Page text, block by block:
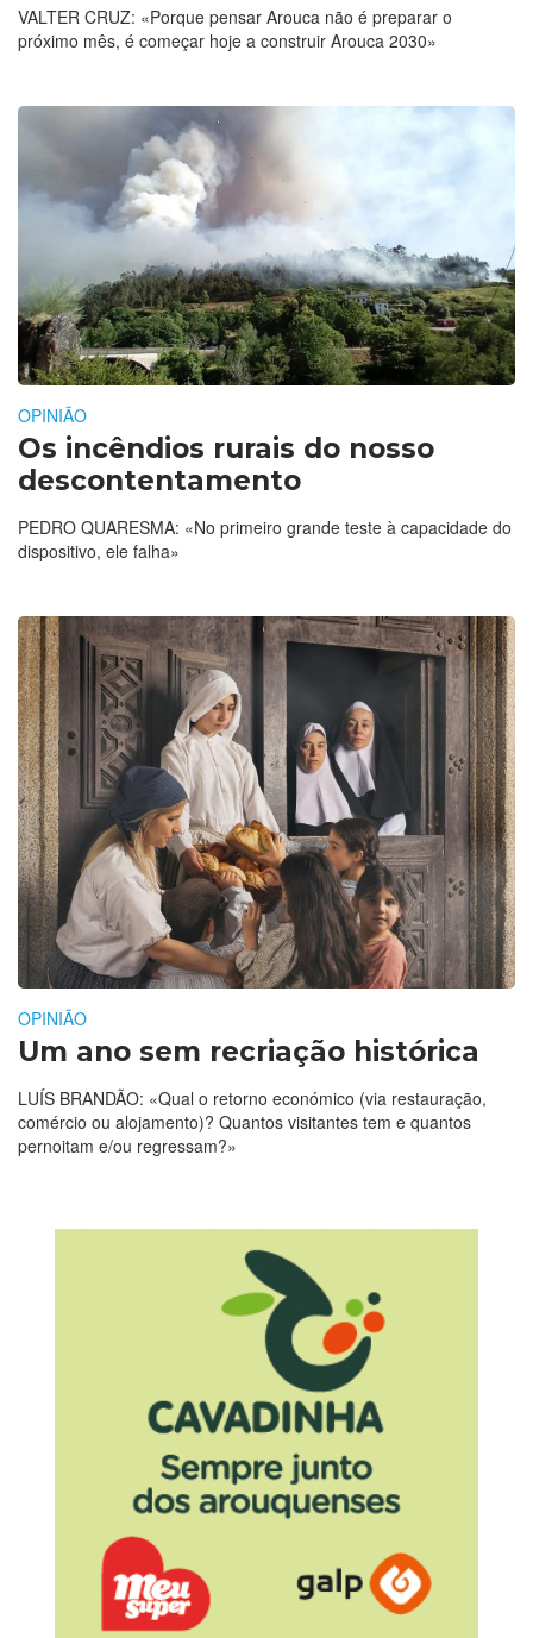
VALTER CRUZ: «Porque pensar Arouca não é preparar o
próximo mês, é começar hoje a construir Arouca 2030»
OPINIÃO
Os incêndios rurais do nosso
descontentamento
PEDRO QUARESMA: «No primeiro grande teste à capacidade do
dispositivo, ele falha»
OPINIÃO
Um ano sem recriação histórica
LUÍS BRANDÃO: «Qual o retorno económico (via restauração,
comércio ou alojamento)? Quantos visitantes tem e quantos
pernoitam e/ou regressam?»